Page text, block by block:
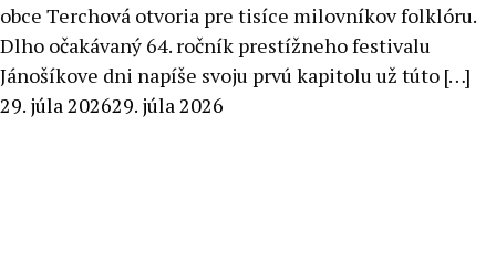
obce Terchová otvoria pre tisíce milovníkov folklóru.
Dlho očakávaný 64. ročník prestížneho festivalu
Jánošíkove dni napíše svoju prvú kapitolu už túto […]
By
29. júla 202629. júla 2026